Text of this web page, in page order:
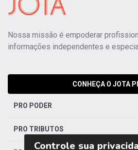
Nossa missão é empoderar
informações independentes e
CONHEÇA O JOTA
PRO PODER
PRO TRIBUTOS